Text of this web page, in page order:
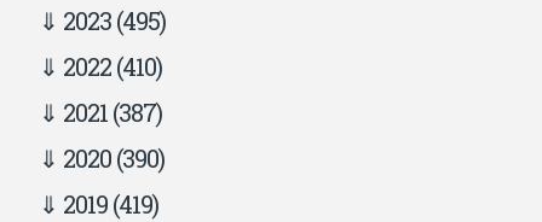
2023(495)
2022(410)
2021(387)
2020(390)
2019(419)